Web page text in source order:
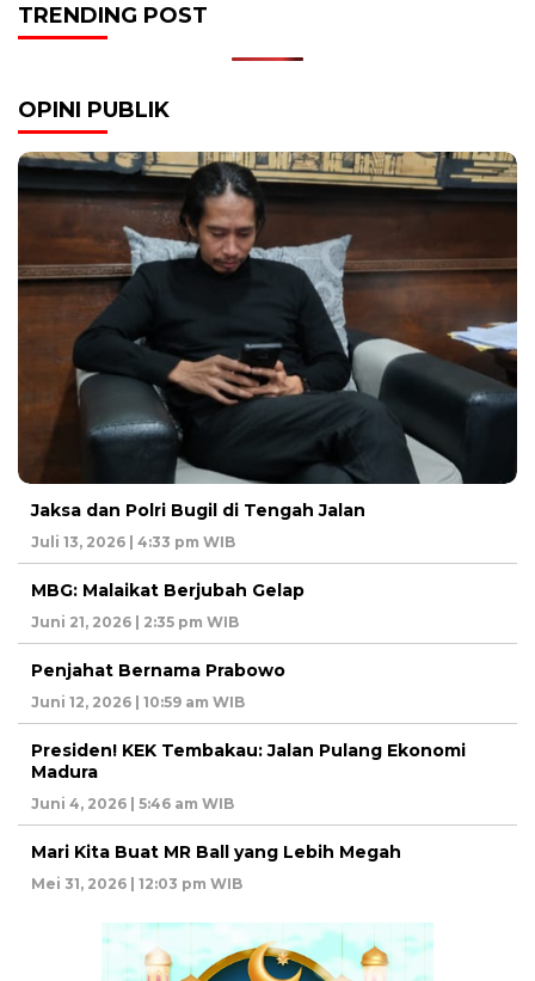
TRENDING POST
OPINI PUBLIK
Jaksa dan Polri Bugil di Tengah Jalan
Juli 13, 2026 | 4:33 pm WIB
MBG: Malaikat Berjubah Gelap
Juni 21, 2026 | 2:35 pm WIB
Penjahat Bernama Prabowo
Juni 12, 2026 | 10:59 am WIB
Presiden! KEK Tembakau: Jalan Pulang Ekonomi
Madura
Juni 4, 2026 | 5:46 am WIB
Mari Kita Buat MR Ball yang Lebih Megah
Mei 31, 2026 | 12:03 pm WIB